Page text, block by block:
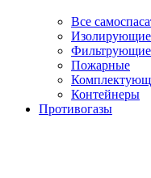
Все
Изолирующие
Фильтрующие
Пожарные
Контейнеры
Противогазы